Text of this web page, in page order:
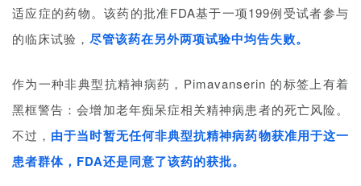
适应症的药物。该药的批准FDA基于一项199例受试者参与
的临床试验， 尽管该药在另外两项试验中均告失败。
作为一种非典型抗精神病药，Pimavanserin 的标签上有着
黑框警告：会增加老年痴呆症相关精神病患者的死亡风险。
不过， 由于当时暂无任何非典型抗精神病药物获准用于这一
患者群体，FDA还是同意了该药的获批。